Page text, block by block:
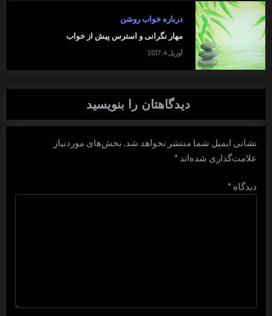
درباره خواب روشن
مهار نگرانی و استرس پیش از خواب
آوریل 4, 2017
دیدگاهتان را بنویسید
نشانی ایمیل شما منتشر نخواهد شد. بخش‌های موردنیاز
علامت‌گذاری شده‌اند *
دیدگاه *